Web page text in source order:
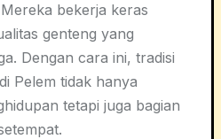
bekerja keras
genteng yang
Dengan cara ini, tradisi
Pelem tidak hanya
tetapi juga bagian